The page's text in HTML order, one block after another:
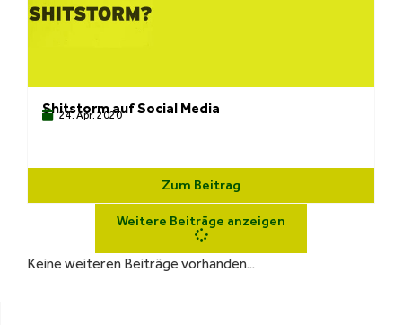
Shitstorm auf Social Media
24. Apr. 2020
Zum Beitrag
Weitere Beiträge anzeigen
Keine weiteren Beiträge vorhanden...